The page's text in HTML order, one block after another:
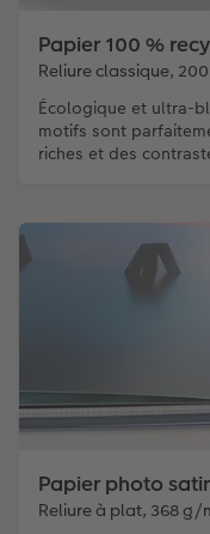
Papier 100 %
Reliure classique,
Écologique et ultra-
motifs sont
riches et des
Papier photo
Reliure à plat, 368 g/